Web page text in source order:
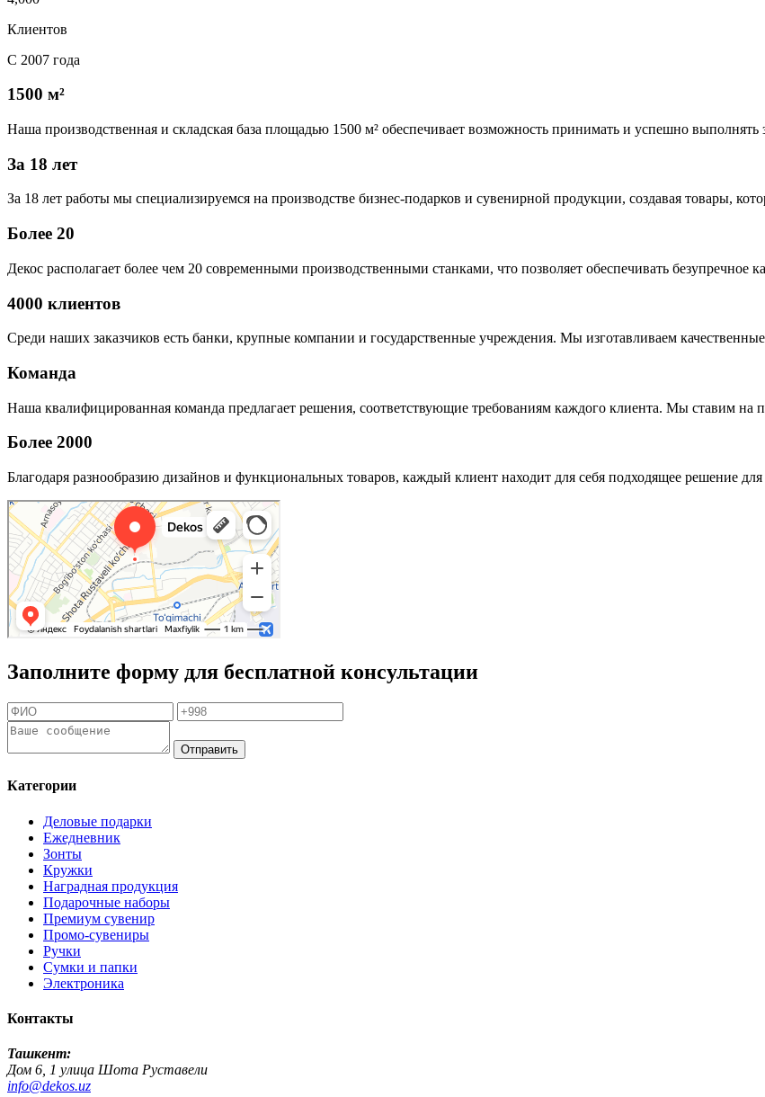
Клиентов
С 2007 года
1500 м²
Наша производственная и складская база площадью 1500 м² обеспечивает возможность принимать и успешно
За 18 лет
За 18 лет работы мы специализируемся на производстве бизнес-подарков и сувенирной продукции, создавая товары,
Более 20
Декос располагает более чем 20 современными производственными станками, что позволяет обеспечивать безупречное
4000 клиентов
Среди наших заказчиков есть банки, крупные компании и государственные учреждения. Мы изготавливаем
Команда
Наша квалифицированная команда предлагает решения, соответствующие требованиям каждого клиента. Мы ставим на
Более 2000
Благодаря разнообразию дизайнов и функциональных товаров, каждый клиент находит для себя подходящее решение
Заполните форму для бесплатной консультации
Отправить
Категории
Деловые подарки
Ежедневник
Зонты
Кружки
Наградная продукция
Подарочные наборы
Премиум сувенир
Промо-сувениры
Ручки
Сумки и папки
Электроника
Контакты
Ташкент:
Дом 6, 1 улица Шота Руставели
info@dekos.uz